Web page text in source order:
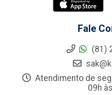
Fale
(81)
Atendimento de
09h